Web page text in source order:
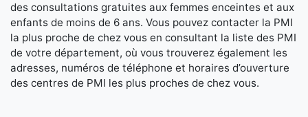
des consultations gratuites aux femmes enceintes et aux
enfants de moins de 6 ans. Vous pouvez contacter la PMI
la plus proche de chez vous en consultant la liste des PMI
de votre département, où vous trouverez également les
adresses, numéros de téléphone et horaires d’ouverture
des centres de PMI les plus proches de chez vous.